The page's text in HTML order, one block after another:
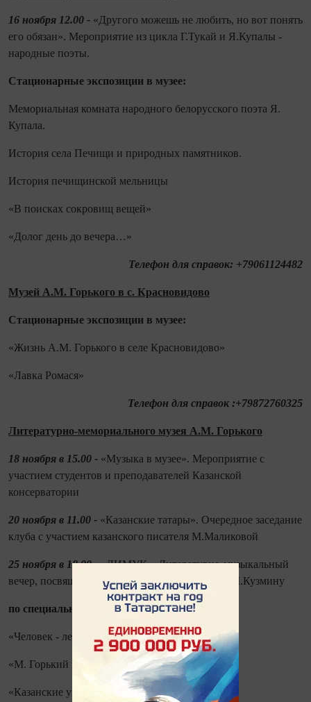
16 ноября 12.00 - «Другого можешь не любить, но вот понять
его обязан». Мероприятие из цикла Г.Тукай и Я.Купалы -
народные поэты.
Стационарные экспозиции в музее:
Мемориальная комната народного белорусского поэта Я.
Купала.
История села Печищи и природных памятников.
История печищинской мельницы
«В поисках сокровищ вещей»
«Долог день до вечера…»
Телефон для справок: +79061124482
Музей А.М. Горького в с. Красновидово
Стационарные экспозиции в музее:
«Жизнь А.М. Горького в селе Красновидово»
«Лавка Ромася»
Телефон для справок :+79872760325
Литературно-мемориального музея А.М. Горького
18 ноября в 15.00 - «Музыка в музее». Мероприятие с
участием студентов и преподавателей Казанской
консерватории
20 ноября в 11.00 - «Казанские татары». Очередное заседание
клуба с участием казанского писателя М.Маликовой
25 ноября в 18.00 -«ЛИМУК». Литературно-музыкальный
вечер, посвященный поэту серебренного века М.Кузмину
по специальным заявкам:
«Человек - легенда»
«М. Горький и Ф.И. Шаляпин»
«Казанские университеты» Максима Горького»